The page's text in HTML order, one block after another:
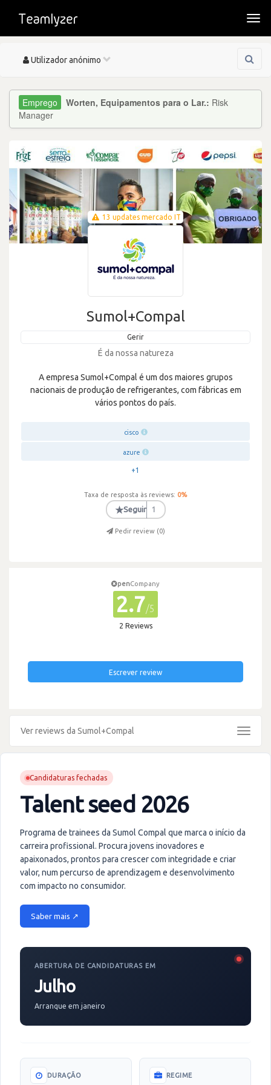
Toggle
Utilizador anónimo
Worten, Equipamentos para o Lar.: Risk
Manager
13 updates mercado IT
Sumol+Compal
Gerir
É da nossa natureza
A empresa Sumol+Compal é um dos maiores grupos
nacionais de produção de refrigerantes, com fábricas em
vários pontos do país.
cisco
azure
+1
Taxa de resposta às reviews: 0%
★Seguir 1
Pedir review (0)
penCompany
2.7/5
2 Reviews
Escrever review
Ver reviews da Sumol+Compal
Toggle
Candidaturas fechadas
Talent seed 2026
Programa de trainees da Sumol Compal que marca o início da
carreira profissional. Procura jovens inovadores e
apaixonados, prontos para crescer com integridade e criar
valor, num percurso de aprendizagem e desenvolvimento
com impacto no consumidor.
Saber mais ↗
ABERTURA DE CANDIDATURAS EM
Julho
Arranque em janeiro
DURAÇÃO REGIME